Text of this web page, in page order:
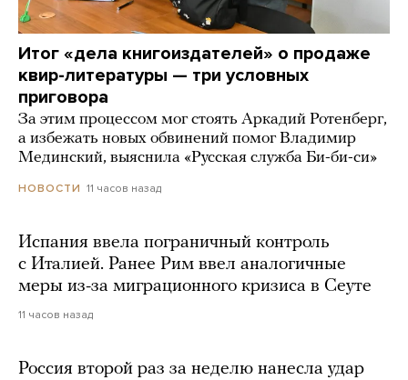
Итог «дела книгоиздателей» о продаже
квир-литературы — три условных
приговора
За этим процессом мог стоять Аркадий Ротенберг,
а избежать новых обвинений помог Владимир
Мединский, выяснила «Русская служба Би-би-си»
НОВОСТИ 11 часов назад
Испания ввела пограничный контроль
с Италией. Ранее Рим ввел аналогичные
меры из-за миграционного кризиса в Сеуте
11 часов назад
Россия второй раз за неделю нанесла удар